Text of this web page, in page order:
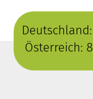
Österreich: